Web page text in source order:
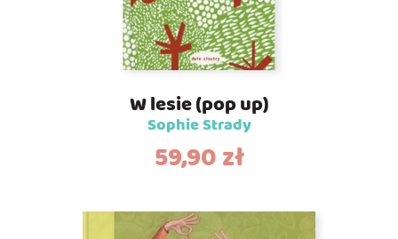
W lesie (pop up)
Sophie Strady
59,90zł